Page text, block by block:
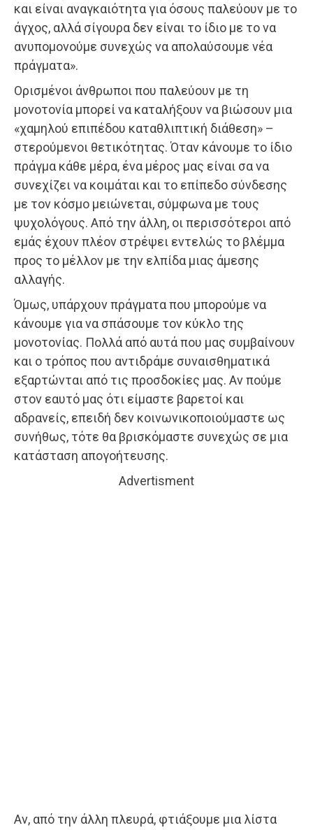
και είναι αναγκαιότητα για όσους παλεύουν με το
άγχος, αλλά σίγουρα δεν είναι το ίδιο με το να
ανυπομονούμε συνεχώς να απολαύσουμε νέα
πράγματα».
Ορισμένοι άνθρωποι που παλεύουν με τη
μονοτονία μπορεί να καταλήξουν να βιώσουν μια
«χαμηλού επιπέδου καταθλιπτική διάθεση» –
στερούμενοι θετικότητας. Όταν κάνουμε το ίδιο
πράγμα κάθε μέρα, ένα μέρος μας είναι σα να
συνεχίζει να κοιμάται και το επίπεδο σύνδεσης
με τον κόσμο μειώνεται, σύμφωνα με τους
ψυχολόγους. Από την άλλη, οι περισσότεροι από
εμάς έχουν πλέον στρέψει εντελώς το βλέμμα
προς το μέλλον με την ελπίδα μιας άμεσης
αλλαγής.
Όμως, υπάρχουν πράγματα που μπορούμε να
κάνουμε για να σπάσουμε τον κύκλο της
μονοτονίας. Πολλά από αυτά που μας συμβαίνουν
και ο τρόπος που αντιδράμε συναισθηματικά
εξαρτώνται από τις προσδοκίες μας. Αν πούμε
στον εαυτό μας ότι είμαστε βαρετοί και
αδρανείς, επειδή δεν κοινωνικοποιούμαστε ως
συνήθως, τότε θα βρισκόμαστε συνεχώς σε μια
κατάσταση απογοήτευσης.
Advertisment
Αν, από την άλλη πλευρά, φτιάξουμε μια λίστα